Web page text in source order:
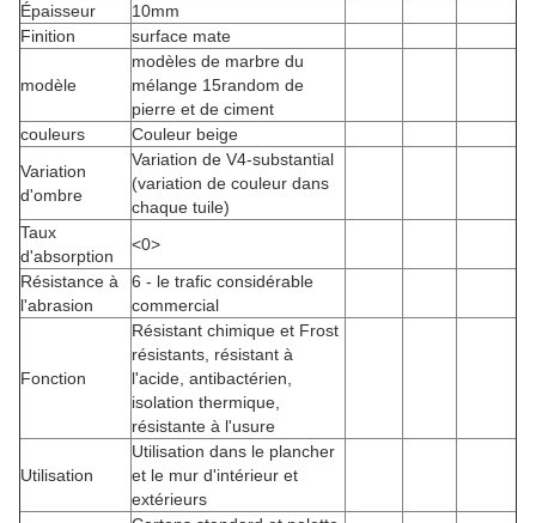
Épaisseur
10mm
Finition
surface mate
modèle
modèles de marbre du
mélange 15random de
pierre et de ciment
couleurs
Couleur beige
Variation
d'ombre
Variation de V4-substantial
(variation de couleur dans
chaque tuile)
Taux
d'absorption
<0>
Résistance à
l'abrasion
6 - le trafic considérable
commercial
Fonction
Résistant chimique et Frost
résistants, résistant à
l'acide, antibactérien,
isolation thermique,
résistante à l'usure
Utilisation
Utilisation dans le plancher
et le mur d'intérieur et
extérieurs